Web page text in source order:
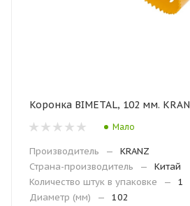
Коронка BIMETAL, 102 мм.
Мало
Производитель —
KRANZ
Страна-производитель
—
Китай
Количество штук в упаковке
—
1
Диаметр (мм)
—
102